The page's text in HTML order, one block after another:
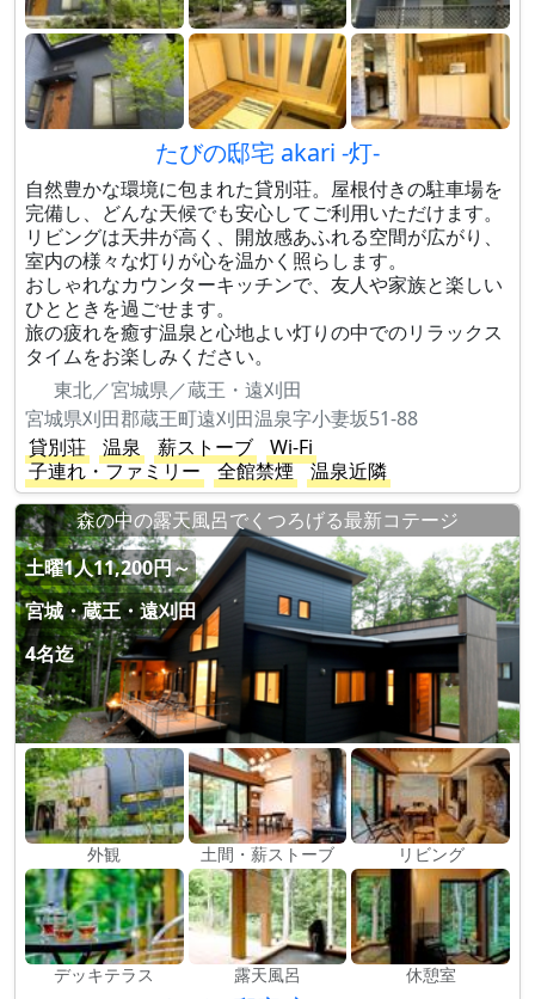
たびの邸宅 akari -灯-
自然豊かな環境に包まれた貸別荘。屋根付きの駐車場を
完備し、どんな天候でも安心してご利用いただけます。
リビングは天井が高く、開放感あふれる空間が広がり、
室内の様々な灯りが心を温かく照らします。
おしゃれなカウンターキッチンで、友人や家族と楽しい
ひとときを過ごせます。
旅の疲れを癒す温泉と心地よい灯りの中でのリラックス
タイムをお楽しみください。
東北／宮城県／蔵王・遠刈田
宮城県刈田郡蔵王町遠刈田温泉字小妻坂51-88
貸別荘
温泉 薪ストーブ
Wi-Fi
子連れ・ファミリー
全館禁煙
温泉近隣
森の中の露天風呂でくつろげる最新コテージ
土曜1人11,200円～
宮城・蔵王・遠刈田
4名迄
外観 土間・薪ストーブ リビング
デッキテラス 露天風呂 休憩室